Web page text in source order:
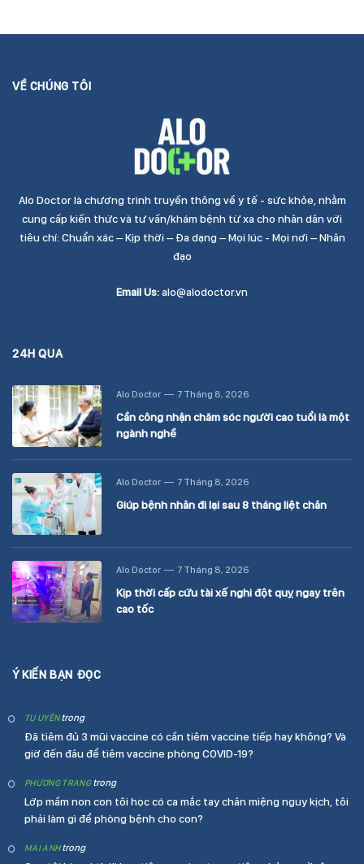
VỀ CHÚNG TÔI
Alo Doctor là chương trình truyền thông về y tế - sức khỏe, nhằm
cung cấp kiến thức và tư vấn/khám bệnh từ xa cho nhân dân với
tiêu chí: Chuẩn xác – Kịp thời – Đa dạng – Mọi lúc - Mọi nơi – Nhân
đạo
Email Us:alo@alodoctor.vn
24H QUA
Alo Doctor 7 Tháng 8, 2026
Cần công nhận chăm sóc người cao tuổi là một
ngành nghề
Alo Doctor 7 Tháng 8, 2026
Giúp bệnh nhân đi lại sau 8 tháng liệt chân
Alo Doctor 7 Tháng 8, 2026
Kịp thời cấp cứu tài xế nghi đột quỵ ngay trên
cao tốc
Ý KIẾN BẠN ĐỌC
TU UYÊNtrong
Đã tiêm đủ 3 mũi vaccine có cần tiêm vaccine tiếp hay không? Và
giờ đến đâu để tiêm vaccine phòng COVID-19?
PHƯƠNG TRANGtrong
Lớp mầm non con tôi học có ca mắc tay chân miệng nguy kịch, tôi
phải làm gì để phòng bệnh cho con?
MAI ANHtrong